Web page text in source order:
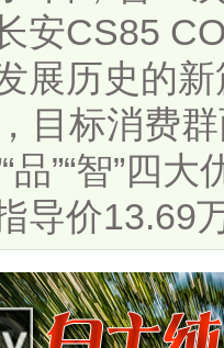
安CS85
展历史的
目标消费
品”“智”四
导价13.69